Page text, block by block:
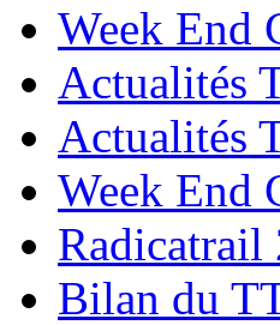
Week End
Actualités
Actualités
Week End
Radicatrail
Bilan du